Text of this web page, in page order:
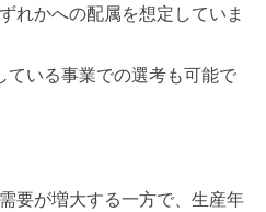
れかへの配属を想定していま
いる事業での選考も可能で
要が増大する一方で、生産年